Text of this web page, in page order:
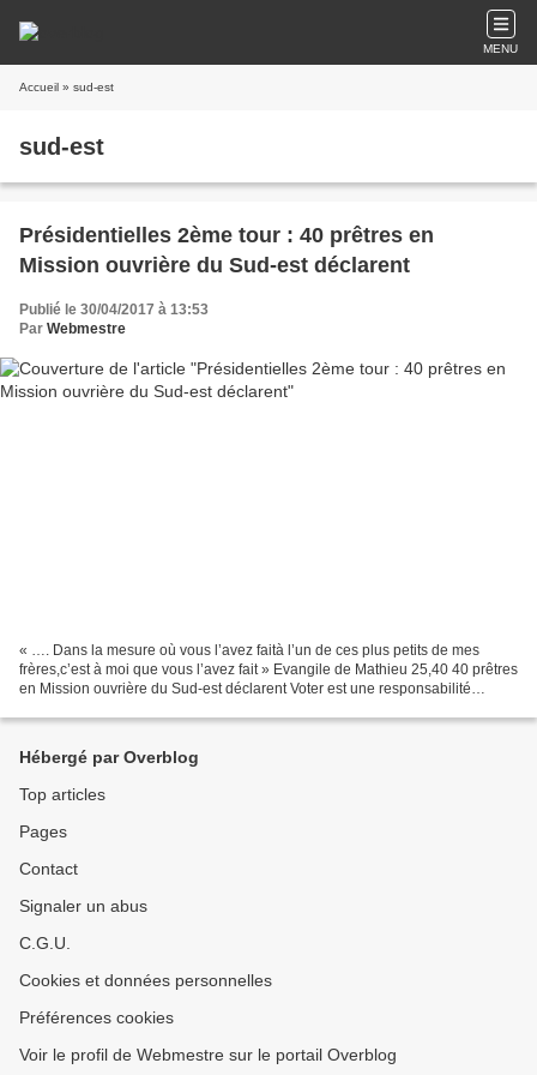
MENU
Accueil » sud-est
sud-est
Présidentielles 2ème tour : 40 prêtres en
Mission ouvrière du Sud-est déclarent
Publié le 30/04/2017 à 13:53
Par Webmestre
« …. Dans la mesure où vous l’avez faità l’un de ces plus petits de mes
frères,c’est à moi que vous l’avez fait » Evangile de Mathieu 25,40 40 prêtres
en Mission ouvrière du Sud-est déclarent Voter est une responsabilité
Hébergé par Overblog
Top articles
Pages
Contact
Signaler un abus
C.G.U.
Cookies et données personnelles
Préférences cookies
Voir le profil de Webmestre sur le portail Overblog